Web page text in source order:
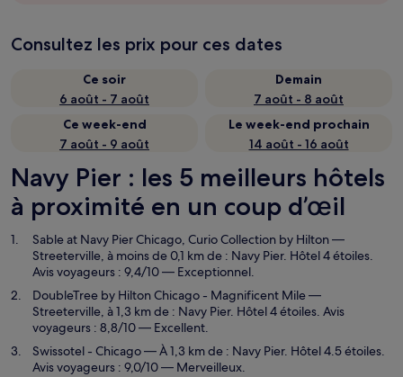
Consultez les prix pour ces dates
Ce soir
6 août - 7 août
Demain
7 août - 8 août
Ce week-end
7 août - 9 août
Le week-end prochain
14 août - 16 août
Navy Pier : les 5 meilleurs hôtels
à proximité en un coup d’œil
Sable at Navy Pier Chicago, Curio Collection by Hilton—
Streeterville, à moins de 0,1 km de : Navy Pier. Hôtel 4 étoiles.
Avis voyageurs : 9,4/10 — Exceptionnel.
DoubleTree by Hilton Chicago - Magnificent Mile—
Streeterville, à 1,3 km de : Navy Pier. Hôtel 4 étoiles. Avis
voyageurs : 8,8/10 — Excellent.
Swissotel - Chicago— À 1,3 km de : Navy Pier. Hôtel 4.5 étoiles.
Avis voyageurs : 9,0/10 — Merveilleux.